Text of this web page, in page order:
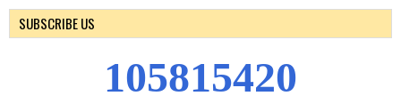
SUBSCRIBE US
105815420